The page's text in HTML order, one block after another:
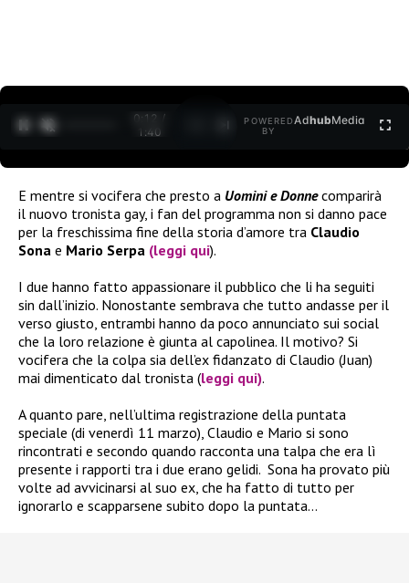
0:12 /
1:40
POWERED
BY
AdhubMedia
E mentre si vocifera che presto a Uomini e Donnecomparirà
il nuovo tronista gay, i fan del programma non si danno pace
per la freschissima fine della storia d’amore tra Claudio
Sona e Mario Serpa (leggi qui).
I due hanno fatto appassionare il pubblico che li ha seguiti
sin dall’inizio. Nonostante sembrava che tutto andasse per il
verso giusto, entrambi hanno da poco annunciato sui social
che la loro relazione è giunta al capolinea. Il motivo? Si
vocifera che la colpa sia dell’ex fidanzato di Claudio (Juan)
mai dimenticato dal tronista (leggi qui).
A quanto pare, nell’ultima registrazione della puntata
speciale (di venerdì 11 marzo), Claudio e Mario si sono
rincontrati e secondo quando racconta una talpa che era lì
presente i rapporti tra i due erano gelidi. Sona ha provato più
volte ad avvicinarsi al suo ex, che ha fatto di tutto per
ignorarlo e scapparsene subito dopo la puntata…